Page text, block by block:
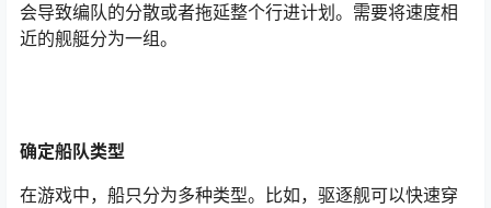
会导致编队的分散或者拖延整个行进计划。需要将速度相
近的舰艇分为一组。
确定船队类型
在游戏中，船只分为多种类型。比如，驱逐舰可以快速穿